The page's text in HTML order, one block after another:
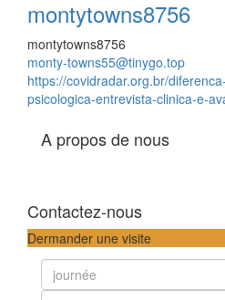
montytowns8756
montytowns8756
monty-towns55@tinygo.top
https://covidradar.org.br/
psicologica-entrevista-clinica-e-
A propos de nous
Contactez-nous
Dermander une visite